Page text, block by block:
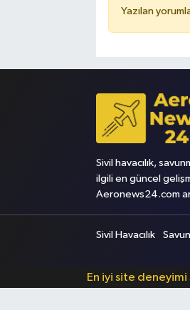
Yazılan
Sivil havacılık,
ilgili en güncel
Aeronews24.com
Sivil Havacılık
En iyi site